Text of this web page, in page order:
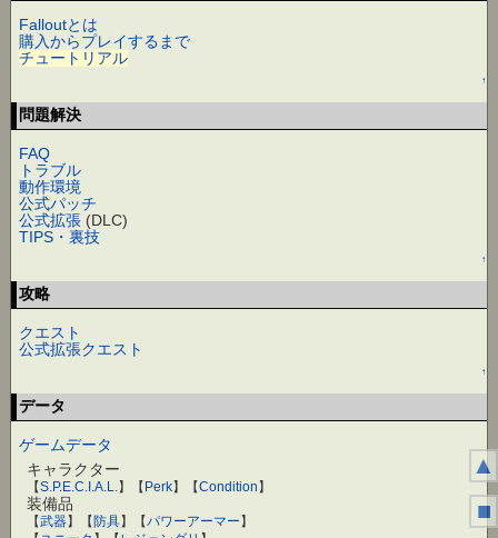
Falloutとは
購入からプレイするまで
チュートリアル
↑
問題解決
FAQ
トラブル
動作環境
公式パッチ
公式拡張 (DLC)
TIPS・裏技
↑
攻略
クエスト
公式拡張クエスト
↑
データ
ゲームデータ
キャラクター
【S.P.E.C.I.A.L.】【 Perk】【Condition 】
装備品
【武器】【 防具】【パワーアーマー 】
▲
■